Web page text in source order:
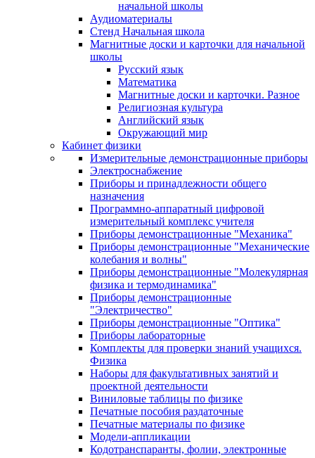
начальной школы
Аудиоматериалы
Стенд Начальная школа
Магнитные доски и карточки для начальной
школы
Русский язык
Математика
Магнитные доски и карточки. Разное
Религиозная культура
Английский язык
Окружающий мир
Кабинет физики
Измерительные демонстрационные приборы
Электроснабжение
Приборы и принадлежности общего
назначения
Программно-аппаратный цифровой
измерительный комплекс учителя
Приборы демонстрационные "Механика"
Приборы демонстрационные "Механические
колебания и волны"
Приборы демонстрационные "Молекулярная
физика и термодинамика"
Приборы демонстрационные
"Электричество"
Приборы демонстрационные "Оптика"
Приборы лабораторные
Комплекты для проверки знаний учащихся.
Физика
Наборы для факультативных занятий и
проектной деятельности
Виниловые таблицы по физике
Печатные пособия раздаточные
Печатные материалы по физике
Модели-аппликации
Кодотранспаранты, фолии, электронные